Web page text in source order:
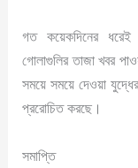
গত কয়েকদিনের ধরেই
গোলাগুলির তাজা খবর
সময়ে সময়ে দেওয়া
প্ররোচিত করছে।
সমাপ্তি